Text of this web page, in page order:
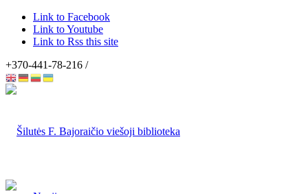
Link to Facebook
Link to Youtube
Link to Rss this site
+370-441-78-216 /